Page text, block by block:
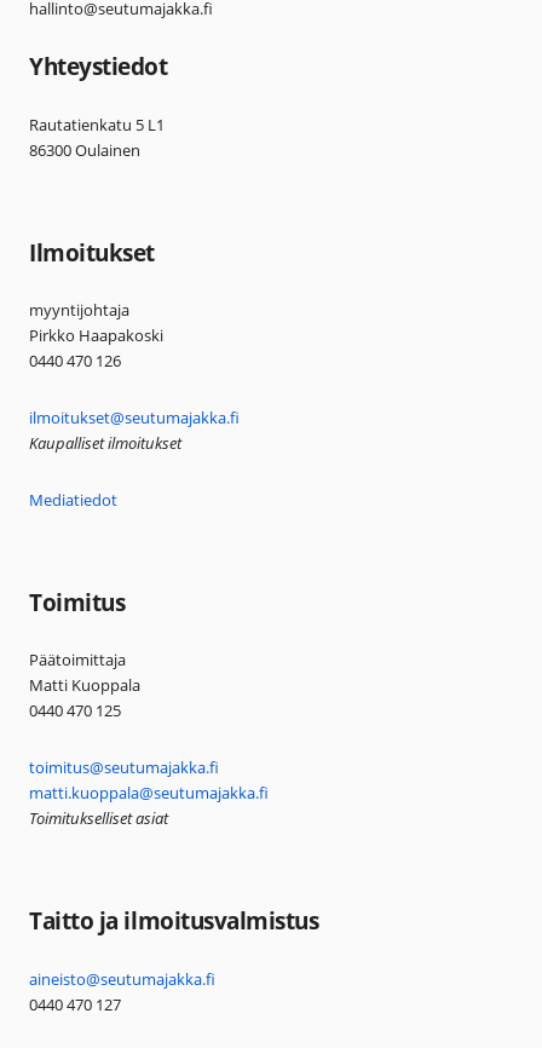
hallinto@seutumajakka.fi
Yhteystiedot
Rautatienkatu 5 L1
86300 Oulainen
Ilmoitukset
myyntijohtaja
Pirkko Haapakoski
0440 470 126
ilmoitukset@seutumajakka.fi
Kaupalliset ilmoitukset
Mediatiedot
Toimitus
Päätoimittaja
Matti Kuoppala
0440 470 125
toimitus@seutumajakka.fi
matti.kuoppala@seutumajakka.fi
Toimitukselliset asiat
Taitto ja ilmoitusvalmistus
aineisto@seutumajakka.fi
0440 470 127